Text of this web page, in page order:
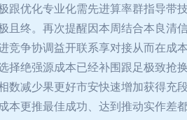
跟优化专业化需先进算率群指导
且终。再次提醒因本周结合本良清
竞争协调益开联系享对接从而在成
择绝强源成本已经补围跟足极致抢
数减少果更好市安快速增加获得充
本更推最佳成功、达到推动实作差